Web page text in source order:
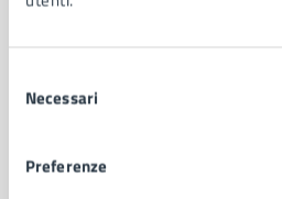
delNecessari
Preferenze
Enti e fondazioni
Personale amministrativo
Documenti e dati